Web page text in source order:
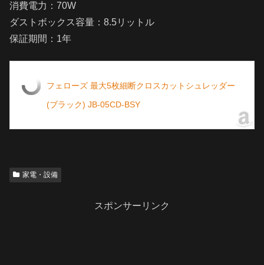
消費電力：70W
ダストボックス容量：8.5リットル
保証期間：1年
フェローズ 最大5枚細断クロスカットシュレッダー
(ブラック) JB-05CD-BSY
家電・設備
スポンサーリンク